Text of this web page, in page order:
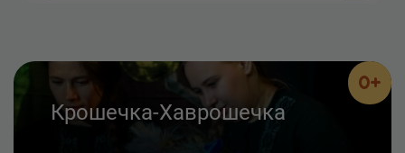
0+
Крошечка-Хаврошечка